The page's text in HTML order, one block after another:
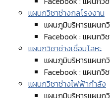
แผนกวิชาช่างกลโรงงาน
แผนภูมิบริหารแผนก
Facebook : แผนกวิ
แผนกวิชาช่างเชื่อมโลหะ
แผนภูมิบริหารแผนกวิ
Facebook : แผนกวิ
แผนกวิชาช่างไฟฟ้ากำลัง
แผนภูมิบริหารแผนก